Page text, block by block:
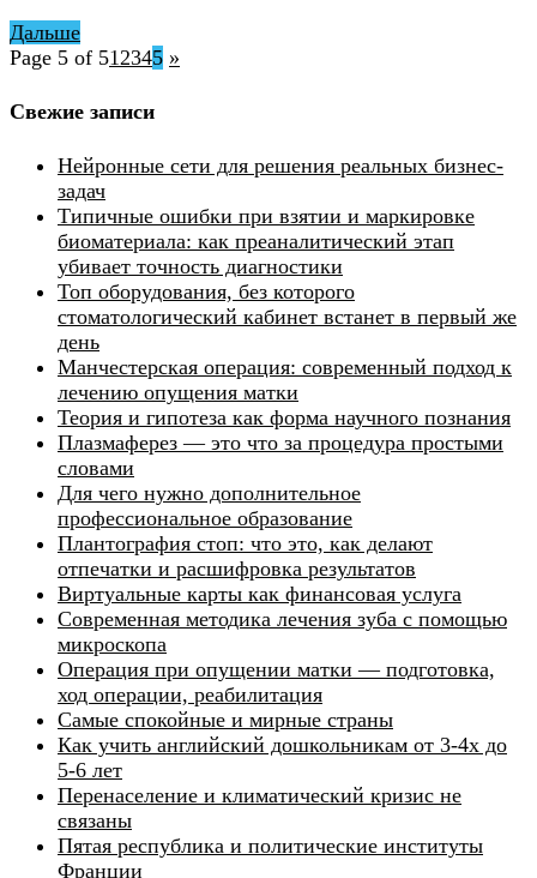
Дальше
Page 5 of 512345 »
Свежие записи
Нейронные сети для решения реальных бизнес-
задач
Типичные ошибки при взятии и маркировке
биоматериала: как преаналитический этап
убивает точность диагностики
Топ оборудования, без которого
стоматологический кабинет встанет в первый же
день
Манчестерская операция: современный подход к
лечению опущения матки
Теория и гипотеза как форма научного познания
Плазмаферез — это что за процедура простыми
словами
Для чего нужно дополнительное
профессиональное образование
Плантография стоп: что это, как делают
отпечатки и расшифровка результатов
Виртуальные карты как финансовая услуга
Современная методика лечения зуба с помощью
микроскопа
Операция при опущении матки — подготовка,
ход операции, реабилитация
Самые спокойные и мирные страны
Как учить английский дошкольникам от 3-4х до
5-6 лет
Перенаселение и климатический кризис не
связаны
Пятая республика и политические институты
Франции